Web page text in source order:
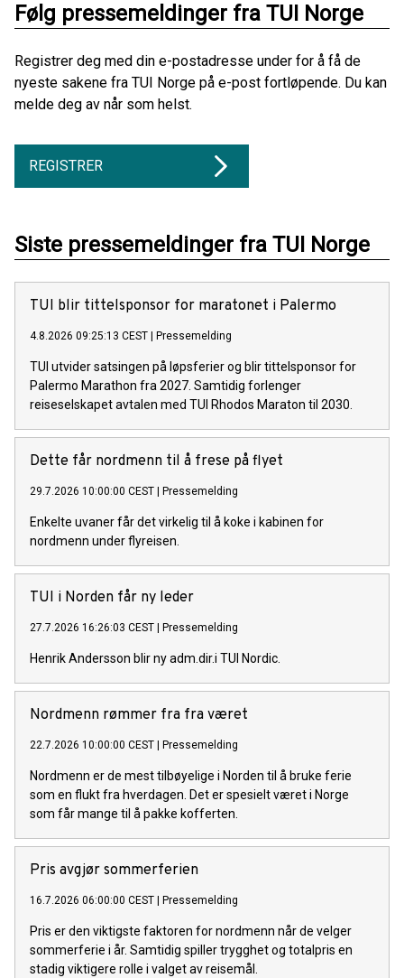
Følg pressemeldinger fra TUI Norge
Registrer deg med din e-postadresse under for å få de
nyeste sakene fra TUI Norge på e-post fortløpende. Du kan
melde deg av når som helst.
REGISTRER
Siste pressemeldinger fra TUI Norge
TUI blir tittelsponsor for maratonet i Palermo
4.8.2026 09:25:13 CEST Pressemelding
TUI utvider satsingen på løpsferier og blir tittelsponsor for
Palermo Marathon fra 2027. Samtidig forlenger
reiseselskapet avtalen med TUI Rhodos Maraton til 2030.
Dette får nordmenn til å frese på flyet
29.7.2026 10:00:00 CEST Pressemelding
Enkelte uvaner får det virkelig til å koke i kabinen for
nordmenn under flyreisen.
TUI i Norden får ny leder
27.7.2026 16:26:03 CEST Pressemelding
Henrik Andersson blir ny adm.dir.i TUI Nordic.
Nordmenn rømmer fra fra været
22.7.2026 10:00:00 CEST Pressemelding
Nordmenn er de mest tilbøyelige i Norden til å bruke ferie
som en flukt fra hverdagen. Det er spesielt været i Norge
som får mange til å pakke kofferten.
Pris avgjør sommerferien
16.7.2026 06:00:00 CEST Pressemelding
Pris er den viktigste faktoren for nordmenn når de velger
sommerferie i år. Samtidig spiller trygghet og totalpris en
stadig viktigere rolle i valget av reisemål.